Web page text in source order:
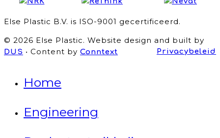
Else Plastic B.V. is ISO-9001 gecertificeerd.
© 2026 Else Plastic. Website design and built by
DUS • Content by Conntext Privacybeleid
Home
Engineering